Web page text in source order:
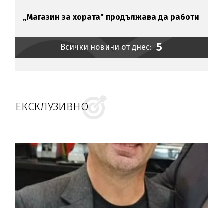
антидотътнаупойката
„Магазин за хората" продължава да работи
Всички новини от днес: 5
ЕКСКЛУЗИВНО